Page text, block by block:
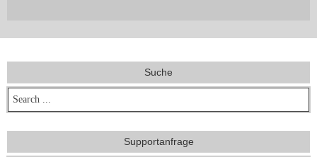
Suche
Supportanfrage